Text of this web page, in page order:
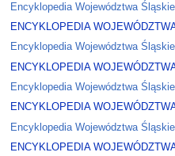
Encyklopedia Województwa
ENCYKLOPEDIA
Encyklopedia Województwa
ENCYKLOPEDIA
Encyklopedia Województwa
ENCYKLOPEDIA
Encyklopedia Województwa
ENCYKLOPEDIA